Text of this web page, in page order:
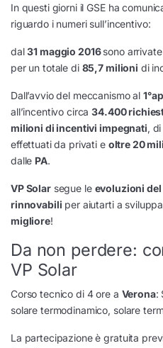
​In questi giorni il GSE ha
riguardo i numeri sull’incentivo:
dal31 maggio 2016sono
per un totale di 85,7 milioni di
Dall’avvio del meccanismo al
all’incentivo circa34.400
milioni di incentivi impegnati,
effettuati da privati e oltre 20
dalle PA.
VP Solarsegue le evoluzioni
rinnovabili per aiutarti a
migliore!
Da non perdere:
VP Solar
Corso tecnico di 4 ore a Verona:
solare termodinamico, solare
La partecipazione è gratuita